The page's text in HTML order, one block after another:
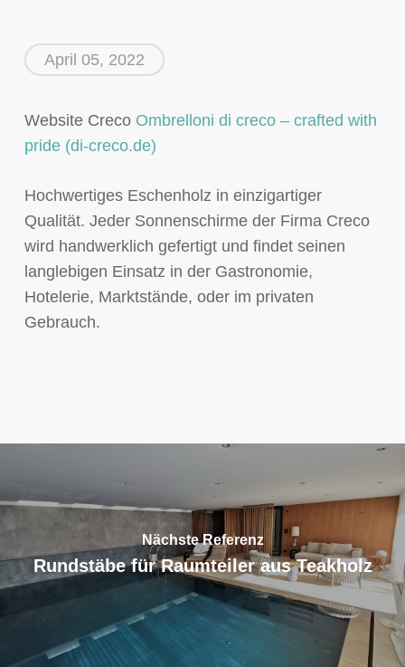
April 05, 2022
Website Creco Ombrelloni di creco – crafted with
pride (di-creco.de)
Hochwertiges Eschenholz in einzigartiger
Qualität. Jeder Sonnenschirme der Firma Creco
wird handwerklich gefertigt und findet seinen
langlebigen Einsatz in der Gastronomie,
Hotelerie, Marktstände, oder im privaten
Gebrauch.
Nächste Referenz
Rundstäbe für Raumteiler aus Teakholz